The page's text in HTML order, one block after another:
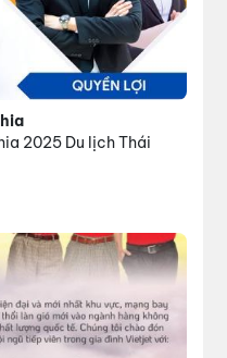
2025 Du lịch Thái